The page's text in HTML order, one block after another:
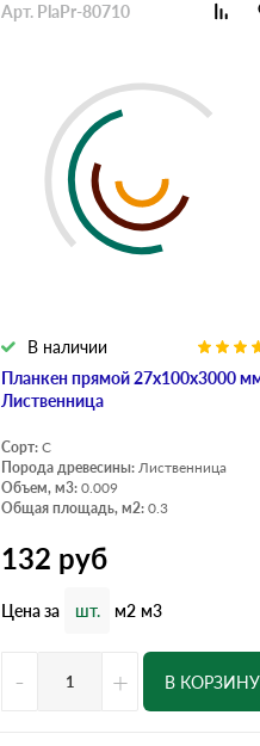
Планкен прямой 27х100х3000
Лиственница
В наличии
Арт. PlaPr-80710
Сорт: С
Порода древесины: Лиственница
Объем, м3: 0.009
Общая площадь, м2: 0.3
132 руб
Цена за шт. м2 м3
- + В КОРЗИНУ